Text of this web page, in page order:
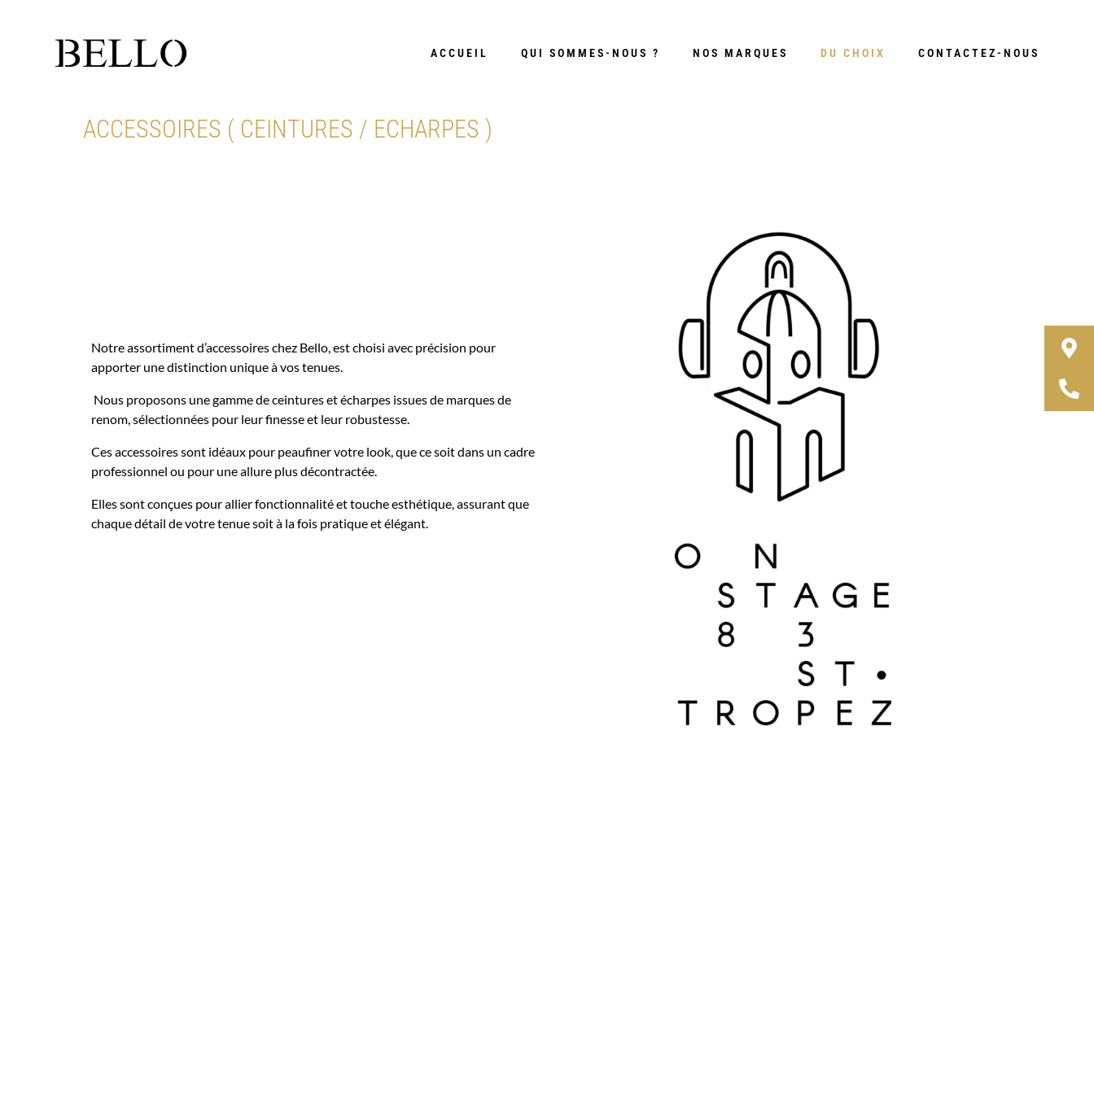
ACCUEIL QUI SOMMES-NOUS ? NOS MARQUES DU CHOIX CONTACTEZ-NOUS
ACCESSOIRES ( CEINTURES / ECHARPES )
Notre assortiment d’accessoires chez Bello, est choisi avec précision pour
apporter une distinction unique à vos tenues.
Nous proposons une gamme de ceintures et écharpes issues de marques de
renom, sélectionnées pour leur finesse et leur robustesse.
Ces accessoires sont idéaux pour peaufiner votre look, que ce soit dans un cadre
professionnel ou pour une allure plus décontractée.
Elles sont conçues pour allier fonctionnalité et touche esthétique, assurant que
chaque détail de votre tenue soit à la fois pratique et élégant.